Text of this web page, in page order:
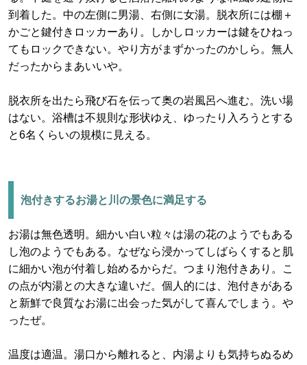
到着した。中の左側に男湯、右側に女湯。脱衣所には棚＋
かごと鍵付きロッカーあり。しかしロッカーは鍵をひねっ
てもロックできない。やり方がまずかったのかしら。無人
だったからまあいいや。
脱衣所を出たら飛び石を伝って奥の岩風呂へ進む。洗い場
はない。浴槽は不規則な形状ゆえ、ゆったり入ろうとする
と6名くらいの規模に見える。
泡付きするお湯と川の景色に満足する
お湯は無色透明。細かい白い粒々は湯の花のようでもある
し泡のようでもある。なぜなら浸かってしばらくすると肌
に細かい泡が付着し始めるからだ。つまり泡付きあり。こ
の点が内湯との大きな違いだ。個人的には、泡付きがある
と新鮮で良質なお湯に出会った気がして喜んでしまう。や
ったぜ。
温度は適温。湯口から離れると、内湯よりも気持ちぬるめ